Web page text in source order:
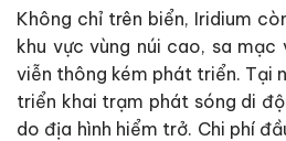
Không chỉ trên biển, Iridium
khu vực vùng núi cao, sa
viễn thông kém phát triển. Tại
triển khai trạm phát sóng di
do địa hình hiểm trở. Chi phí